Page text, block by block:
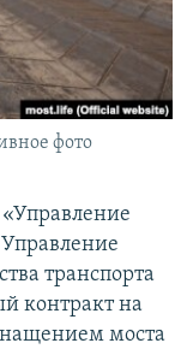
фото
транспорта
контракт на
моста